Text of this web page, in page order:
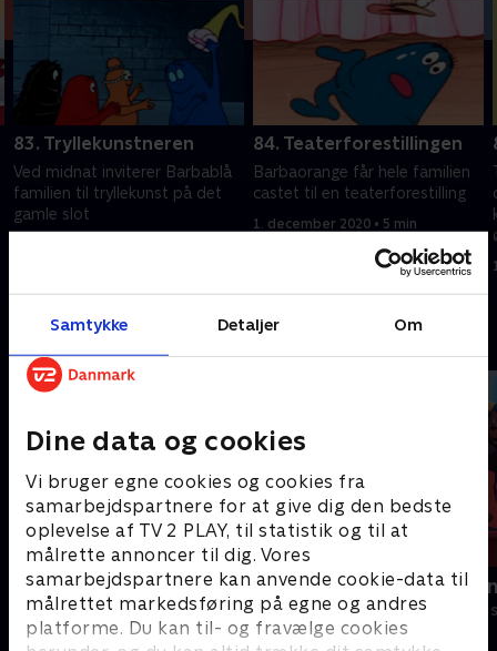
Samtykke Detaljer Om
Dine data og cookies
Vi bruger egne cookies og cookies fra
samarbejdspartnere for at give dig den bedste
oplevelse af TV 2 PLAY, til statistik og til at
målrette annoncer til dig. Vores
samarbejdspartnere kan anvende cookie-data til
målrettet markedsføring på egne og andres
platforme. Du kan til- og fravælge cookies
83. Tryllekunstneren
Ved midnat inviterer Barbablå
familien til tryllekunst på det
gamle slot
84. Teaterforestillingen
Barbaorange får hele familien
castet til en teaterforestilling
1. december 2020 • 5 min
Andre så også
Gurli Gris
Børneserier • 4 sæsoner
Rasmus
Børneserier • 3